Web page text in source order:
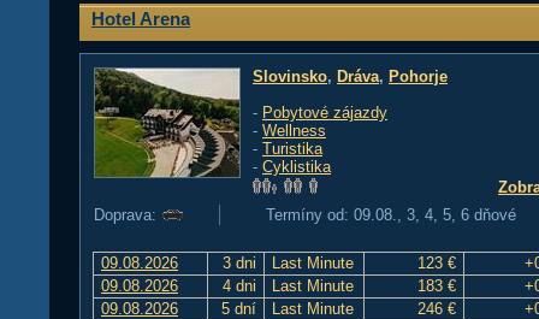
Hotel Arena
Slovinsko, Dráva, Pohorje
- Pobytové zájazdy
- Wellness
- Turistika
- Cyklistika
Doprava:
Termíny od: 09.08., 3, 4, 5, 6 dňové
09.08.2026 3 dni Last Minute 123 €
09.08.2026
4 dni Last Minute 183 €
09.08.2026
5 dní Last Minute 246 €